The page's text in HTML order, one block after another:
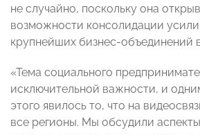
не случайно, поскольку она
возможности консолидации
крупнейших бизнес-объединений
«Тема социального
исключительной важности, и
этого явилось то, что на
все регионы. Мы обсудили